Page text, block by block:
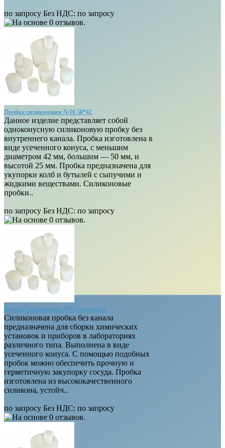
по запросу Без НДС: по запросу
Пробка силиконовая №10 50*42
Данное изделие представляет собой
одноконусную силиконовую пробку без
внутреннего канала. Пробка изготовлена в
виде усеченного конуса, с меньшим
диаметром 42 мм, большим — 50 мм, и
высотой 25 мм. Пробка предназначена для
укупорки колб и бутылей с сыпучими и
жидкими веществами. Силиконовые
пробки..
по запросу Без НДС: по запросу
Пробка силиконовая №12 без канала
Силиконовая пробка без канала
предназначена для сборки химических
установок и приборов в лабораториях
различного типа. Выполнена в виде
усеченного конуса. С помощью подобных
пробок можно обеспечить прочную и
герметичную закупорку сосуда. Пробка
изготовлена из высококачественного
силикона, устойч..
по запросу Без НДС: по запросу